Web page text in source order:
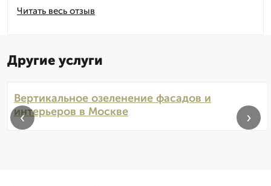
Читать весь отзыв
Другие услуги
Вертикальное озеленение фасадов и
интерьеров в Москве
‹ ›